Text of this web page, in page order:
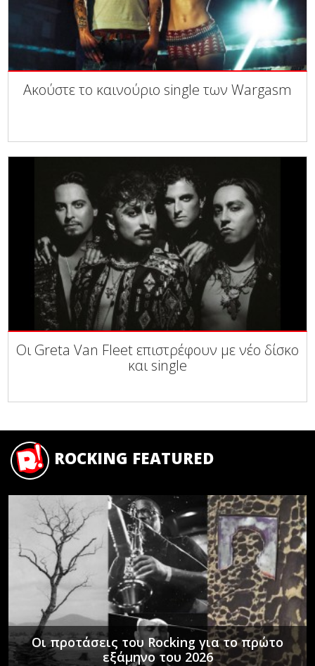
Ακούστε το καινούριο single των Wargasm
Οι Greta Van Fleet επιστρέφουν με νέο δίσκο
και single
ROCKING FEATURED
Οι προτάσεις του Rocking για το πρώτο
εξάμηνο του 2026